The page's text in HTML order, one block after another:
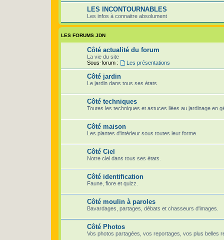
LES INCONTOURNABLES
Les infos à connaitre absolument
LES FORUMS JDN
Côté actualité du forum
La vie du site
Sous-forum :
Les présentations
Côté jardin
Le jardin dans tous ses états
Côté techniques
Toutes les techniques et astuces liées au jardinage en
Côté maison
Les plantes d'intérieur sous toutes leur forme.
Côté Ciel
Notre ciel dans tous ses états.
Côté identification
Faune, flore et quizz.
Côté moulin à paroles
Bavardages, partages, débats et chasseurs d'images.
Côté Photos
Vos photos partagées, vos reportages, vos plus belles